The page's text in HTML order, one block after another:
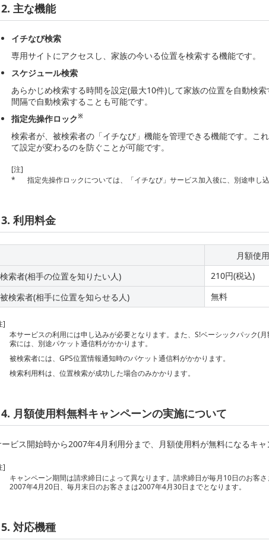
2. 主な機能
イチなび検索
専用サイトにアクセスし、家族の今いる位置を検索する機能です。
スケジュール検索
あらかじめ検索する時間を設定(最大10件)して家族の位置を自動検
間隔で自動検索することも可能です。
指定先操作ロック※
検索者が、被検索者の「イチなび」機能を管理できる機能です。こ
て設定が変わるのを防ぐことが可能です。
[注]
*
指定先操作ロックについては、「イチなび」サービス加入後に、別途申し
3. 利用料金
月額使
検索者(相手の位置を知りたい人)
210円(税込)
被検索者(相手に位置を知らせる人)
無料
]
本サービスの利用には申し込みが必要となります。また、S!ベーシックパック(
索には、別途パケット通信料がかかります。
被検索者には、GPS位置情報通知時のパケット通信料がかかります。
検索利用料は、位置検索が成功した場合のみかかります。
4. 月額使用料無料キャンペーンの実施について
ビス開始時から2007年4月利用分まで、月額使用料が無料になるキャ
]
キャンペーン期間は請求締日によって異なります。請求締日が毎月10日のお客
2007年4月20日、毎月末日のお客さまは2007年4月30日までとなります。
5. 対応機種